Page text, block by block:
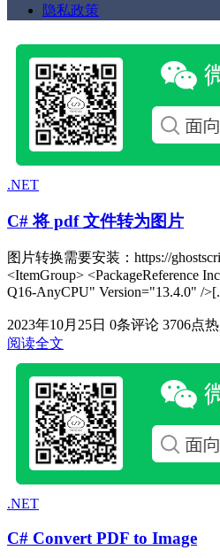
隐私政策
.NET
C# 将 pdf 文件转为图片
图片转换需要安装：https://
<ItemGroup> <PackageReference
Q16-AnyCPU" Version="13.4.0" /
2023年10月25日 0条评论 3706点
阅读全文
.NET
C# Convert PDF to Image